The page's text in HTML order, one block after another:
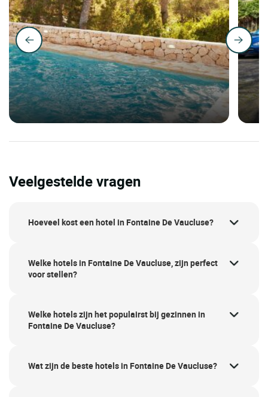
Veelgestelde vragen
Hoeveel kost een hotel in Fontaine De Vaucluse?
Welke hotels in Fontaine De Vaucluse, zijn perfect
voor stellen?
Welke hotels zijn het populairst bij gezinnen in
Fontaine De Vaucluse?
Wat zijn de beste hotels in Fontaine De Vaucluse?